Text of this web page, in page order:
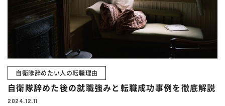
自衛隊辞めたい人の転職理由
自衛隊辞めた後の就職強みと転職成功事例を徹底解説
2024.12.11